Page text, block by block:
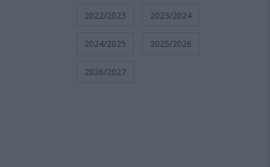
2022/2023 2023/2024
2024/2025 2025/2026
2026/2027